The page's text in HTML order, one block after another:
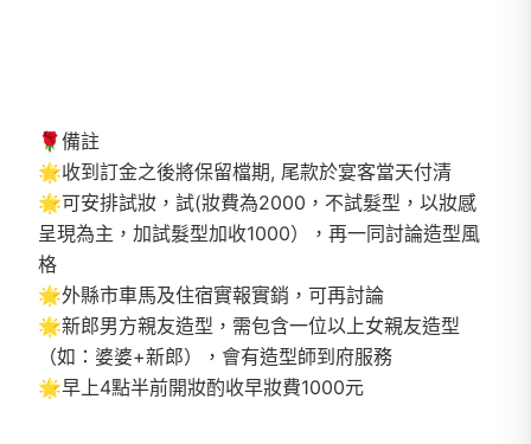
🌹備註
🌟收到訂金之後將保留檔期, 尾款於宴客當天付清
🌟可安排試妝，試(妝費為2000，不試髮型，以妝感
呈現為主，加試髮型加收1000），再一同討論造型風
格
🌟外縣市車馬及住宿實報實銷，可再討論
🌟新郎男方親友造型，需包含一位以上女親友造型
（如：婆婆+新郎），會有造型師到府服務
🌟早上4點半前開妝酌收早妝費1000元